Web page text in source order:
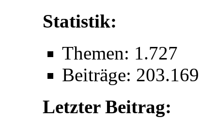
Statistik:
Themen: 1.727
Beiträge: 203.169
Letzter Beitrag: